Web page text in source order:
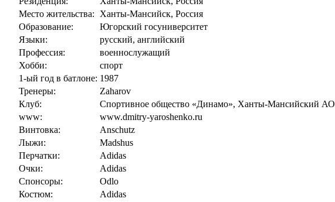
Место жительства: Ханты-Мансийск, Россия
Образование:
Югорский госуниверситет
Языки:
русский, английский
Профессия:
военнослужащий
Хобби:
спорт
1-ый год в батлоне: 1987
Тренеры:
Zaharov
Клуб:
Спортивное общество «Динамо», Ханты-Мансийский АО
www:
www.dmitry-yaroshenko.ru
Винтовка:
Anschutz
Лыжи:
Madshus
Перчатки:
Adidas
Очки:
Adidas
Спонсоры:
Odlo
Костюм:
Adidas